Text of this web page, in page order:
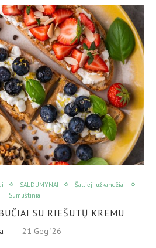
SALDUMYNAI
Šaltieji užkandžiai
Sumuštiniai
SU RIEŠUTŲ KREMU
21 Geg ’26